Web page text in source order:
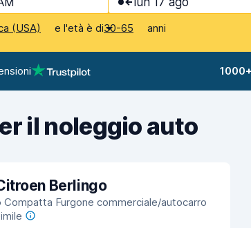
(USA) e l'età è di30-65 anni
il noleggio auto
Berlingo
Compatta Furgone commerciale/autocarro